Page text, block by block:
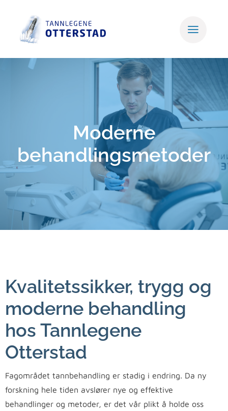
content
Moderne
behandlingsmetoder
Kvalitetssikker, trygg og
moderne behandling
hos Tannlegene
Otterstad
Fagområdet tannbehandling er stadig i endring. Da ny
forskning hele tiden avslører nye og effektive
behandlinger og metoder, er det vår plikt å holde oss